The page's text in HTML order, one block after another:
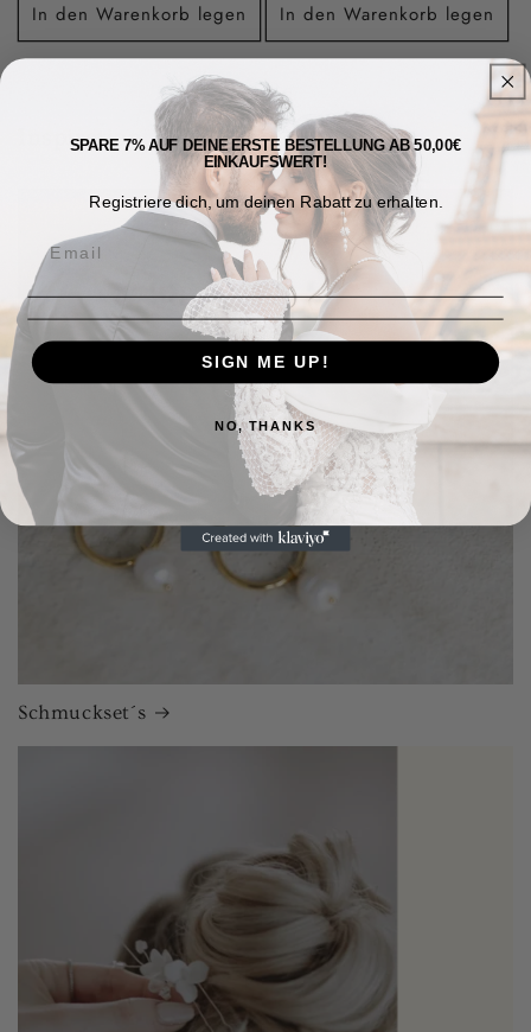
In den Warenkorb legen In den Warenkorb legen
Inspiration
Schmuckset´s
SPARE 7% AUF DEINE ERSTE BESTELLUNG AB 50,00€
EINKAUFSWERT!
Registriere dich, um deinen Rabatt zu erhalten.
SIGN ME UP!
NO, THANKS